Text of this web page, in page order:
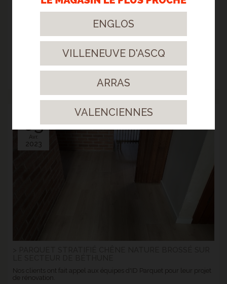
> STRATIFIÉ GYANT SAND NATURAL
Un sol clair et surtout résistant !
03
Avr.
2023
Nos clients ont fait appel aux équipes d'ID Parquet pour leur projet
de rénovation.
ENGLOS
VILLENEUVE D'ASCQ
ARRAS
VALENCIENNES